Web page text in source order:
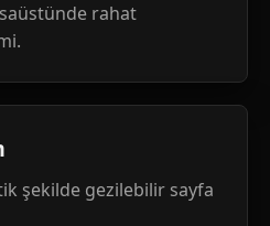
rahat
şekilde gezilebilir sayfa